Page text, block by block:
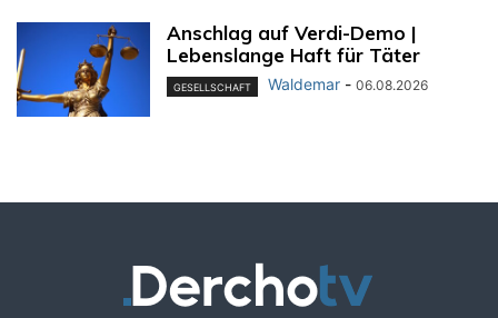
Anschlag auf Verdi-Demo |
Lebenslange Haft für Täter
GESELLSCHAFT Waldemar - 06.08.2026